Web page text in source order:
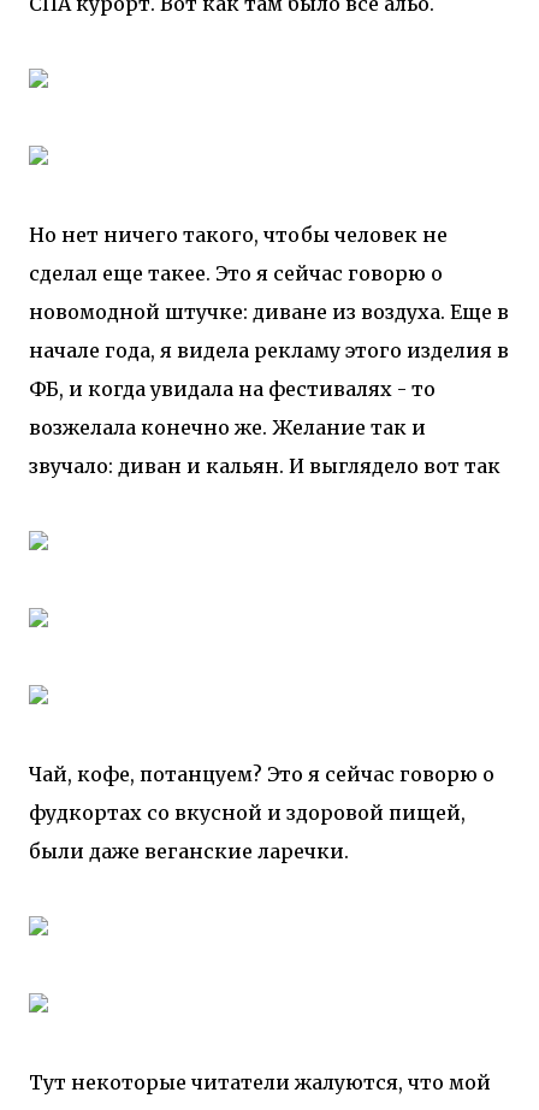
Но нет ничего такого, чтобы человек не
сделал еще такее. Это я сейчас говорю о
новомодной штучке: диване из воздуха. Еще в
начале года, я видела рекламу этого изделия в
ФБ, и когда увидала на фестивалях - то
возжелала конечно же. Желание так и
звучало: диван и кальян. И выглядело вот так
Чай, кофе, потанцуем? Это я сейчас говорю о
фудкортах со вкусной и здоровой пищей,
были даже веганские ларечки.
Тут некоторые читатели жалуются, что мой